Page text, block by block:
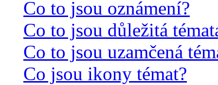
Co to jsou oznámení?
Co to jsou důležitá
Co to jsou uzamčená
Co jsou ikony témat?